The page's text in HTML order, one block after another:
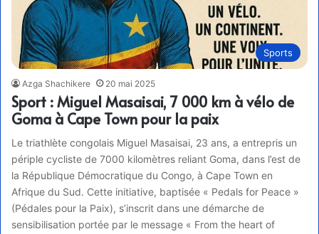
Sports
Azga Shachikere 20 mai 2025
Sport : Miguel Masaisai, 7 000 km à vélo de
Goma à Cape Town pour la paix
Le triathlète congolais Miguel Masaisai, 23 ans, a entrepris un
périple cycliste de 7000 kilomètres reliant Goma, dans l’est de
la République Démocratique du Congo, à Cape Town en
Afrique du Sud. Cette initiative, baptisée « Pedals for Peace »
(Pédales pour la Paix), s’inscrit dans une démarche de
sensibilisation portée par le message « From the heart of